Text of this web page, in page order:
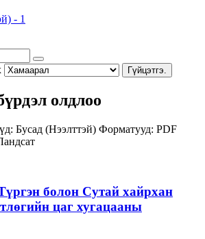
- 1
Гүйцэтгэ.
олдлоо
Бусад (Нээлттэй) Форматууд: PDF
болон Сутай хайрхан
цаг хугацааны